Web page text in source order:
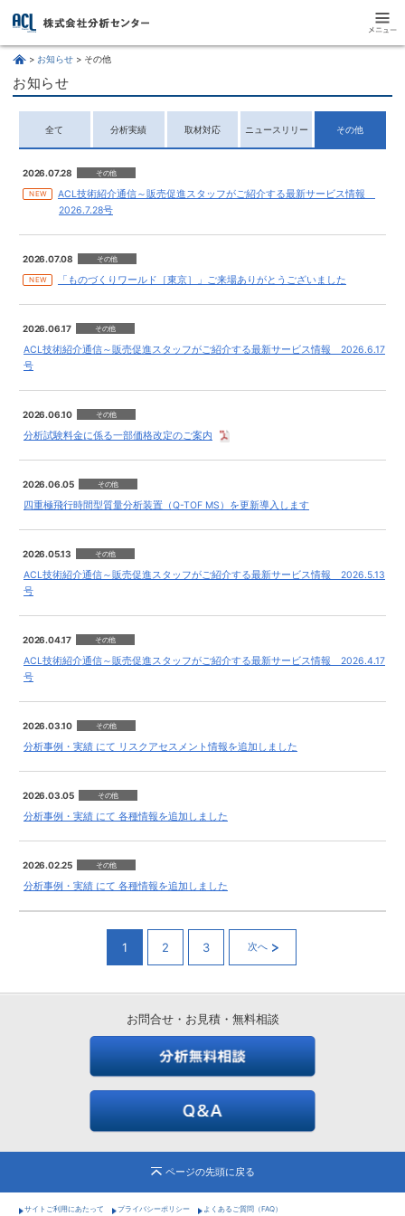
お知らせ その他
お知らせ
全て 分析実績 取材対応 ニュースリリー その他
2026.07.28 その他
NEW
ACL技術紹介通信～販売促進スタッフがご紹介する最新サービス情報
2026.7.28号
2026.07.08 その他
NEW 「ものづくりワールド［東京］」ご来場ありがとうございました
2026.06.17 その他
ACL技術紹介通信～販売促進スタッフがご紹介する最新サービス情報 2026.6.17
号
2026.06.10 その他
分析試験料金に係る一部価格改定のご案内
2026.06.05 その他
四重極飛行時間型質量分析装置（Q-TOF MS）を更新導入します
2026.05.13 その他
ACL技術紹介通信～販売促進スタッフがご紹介する最新サービス情報 2026.5.13
号
2026.04.17 その他
ACL技術紹介通信～販売促進スタッフがご紹介する最新サービス情報 2026.4.17
号
2026.03.10 その他
分析事例・実績 にて リスクアセスメント情報を追加しました
2026.03.05 その他
分析事例・実績 にて 各種情報を追加しました
2026.02.25 その他
分析事例・実績 にて 各種情報を追加しました
1 2 3 次へ
お問合せ・お見積・無料相談
ページの先頭に戻る
サイトご利用にあたって プライバシーポリシー よくあるご質問（FAQ）